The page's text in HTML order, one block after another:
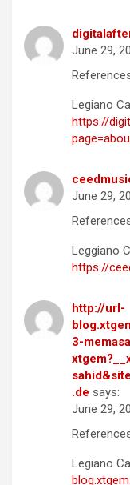
June 29,
Legiano
https://
June 29,
Leggiano
https://
http://url-
3-
.de says:
June 29,
Legiano